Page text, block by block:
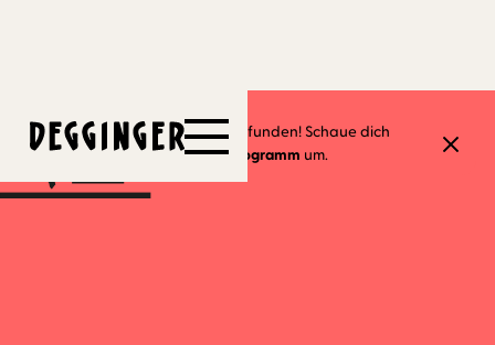
Dieses Event hat schon stattgefunden! Schaue dich
gerne in unseremaktuellen Programm um.
26.9.2023